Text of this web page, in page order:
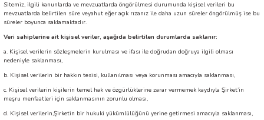
Sitemiz, ilgili kanunlarda ve mevzuatlarda öngörülmesi durumunda kişisel verileri bu
mevzuatlarda belirtilen süre veyahut eğer açık rızanız ile daha uzun süreler öngörülmüş ise bu
süreler boyunca saklamaktadır.
Veri sahiplerine ait kişisel veriler, aşağıda belirtilen durumlarda saklanır:
a. Kişisel verilerin sözleşmelerin kurulması ve ifası ile doğrudan doğruya ilgili olması
nedeniyle saklanması,
b. Kişisel verilerin bir hakkın tesisi, kullanılması veya korunması amacıyla saklanması,
c. Kişisel verilerin kişilerin temel hak ve özgürlüklerine zarar vermemek kaydıyla Şirket’in
meşru menfaatleri için saklanmasının zorunlu olması,
d. Kişisel verilerin,Şirketin bir hukuki yükümlülüğünü yerine getirmesi amacıyla saklanması,